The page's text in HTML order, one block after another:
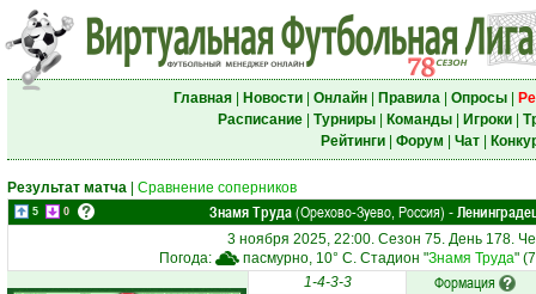
Главная| Новости| Онлайн| Правила| Опросы|
Расписание| Турниры| Команды| Игроки|
Рейтинги| Форум Чат|
Результат матча Сравнение соперников
5 0 Знамя Труда(Орехово-Зуево, Россия) -
3 ноября 2025, 22:00. Сезон 75. День 178.
Погода:
пасмурно, 10° C. Стадион "Знамя Труда"
1-4-3-3 Формация